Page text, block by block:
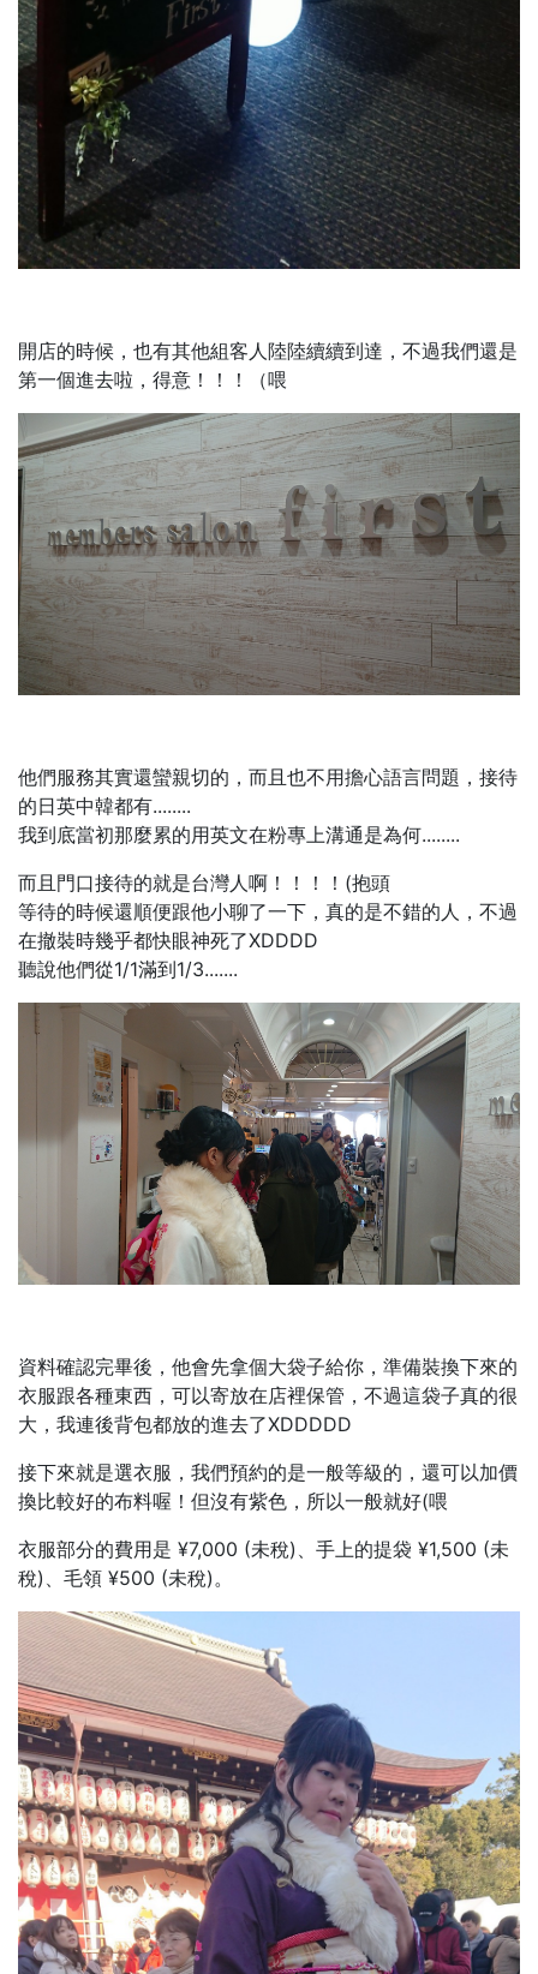
開店的時候，也有其他組客人陸陸續續到達，不過我們還是
第一個進去啦，得意！！！（喂
他們服務其實還蠻親切的，而且也不用擔心語言問題，接待
的日英中韓都有........
我到底當初那麼累的用英文在粉專上溝通是為何........
而且門口接待的就是台灣人啊！！！！(抱頭
等待的時候還順便跟他小聊了一下，真的是不錯的人，不過
在撤裝時幾乎都快眼神死了XDDDD
聽說他們從1/1滿到1/3.......
資料確認完畢後，他會先拿個大袋子給你，準備裝換下來的
衣服跟各種東西，可以寄放在店裡保管，不過這袋子真的很
大，我連後背包都放的進去了XDDDDD
接下來就是選衣服，我們預約的是一般等級的，還可以加價
換比較好的布料喔！但沒有紫色，所以一般就好(喂
衣服部分的費用是 ¥7,000 (未稅)、手上的提袋 ¥1,500 (未
稅)、毛領 ¥500 (未稅)。